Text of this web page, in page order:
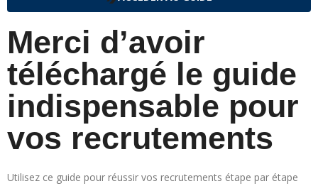
Merci d’avoir
téléchargé le guide
indispensable pour
vos recrutements
Utilisez ce guide pour réussir vos recrutements étape par étape